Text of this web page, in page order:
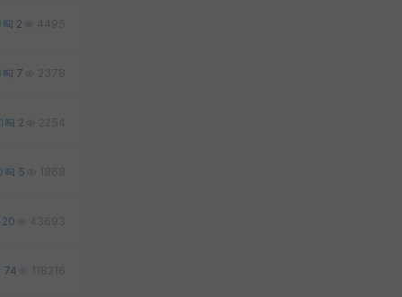
2 4495
7 2378
1 2 2254
5 1868
20 43693
74 118216